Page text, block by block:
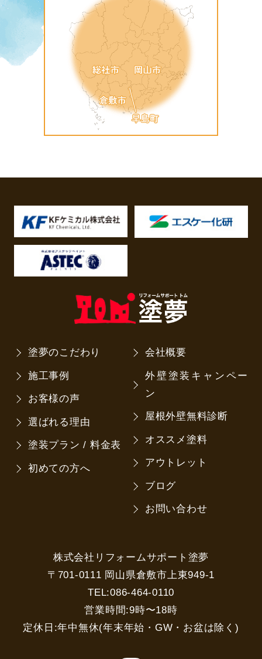
塗夢のこだわり
施工事例
お客様の声
選ばれる理由
塗装プラン / 料金表
初めての方へ
会社概要
外壁塗装キャンペー
ン
屋根外壁無料診断
オススメ塗料
アウトレット
ブログ
お問い合わせ
株式会社リフォームサポート塗夢
〒701-0111 岡山県倉敷市上東949-1
TEL:086-464-0110
営業時間:9時〜18時
定休日:年中無休(年末年始・GW・お盆は除く)